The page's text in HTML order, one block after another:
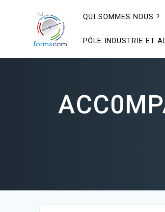
QUI SOMMES NOUS ?
PÔLE INDUSTRIE ET